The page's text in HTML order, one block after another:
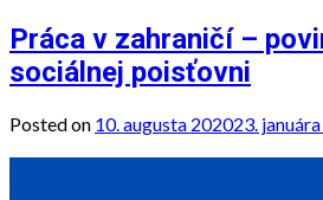
Práca v zahraničí –
sociálnej poisťovni
Posted on 10. augusta 202023.